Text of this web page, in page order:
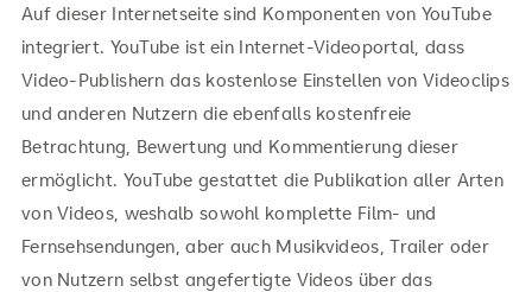
Auf dieser Internetseite sind Komponenten von YouTube
integriert. YouTube ist ein Internet-Videoportal, dass
Video-Publishern das kostenlose Einstellen von Videoclips
und anderen Nutzern die ebenfalls kostenfreie
Betrachtung, Bewertung und Kommentierung dieser
ermöglicht. YouTube gestattet die Publikation aller Arten
von Videos, weshalb sowohl komplette Film- und
Fernsehsendungen, aber auch Musikvideos, Trailer oder
von Nutzern selbst angefertigte Videos über das